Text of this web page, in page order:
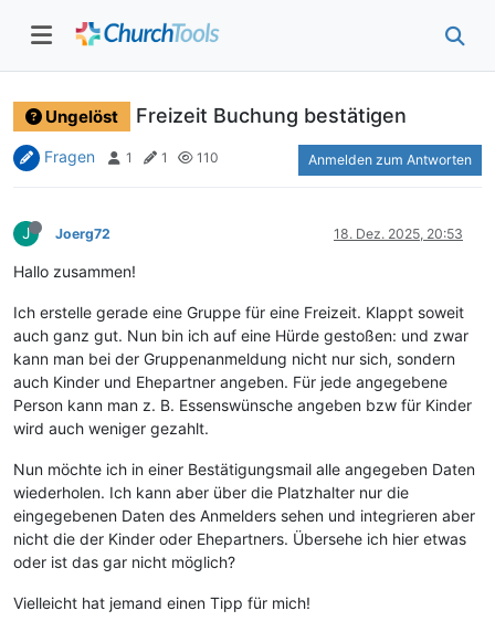
Ungelöst Freizeit Buchung bestätigen
Fragen 1 1 110 Anmelden zum Antworten
J Joerg72 18. Dez. 2025, 20:53
Hallo zusammen!
Ich erstelle gerade eine Gruppe für eine Freizeit. Klappt soweit
auch ganz gut. Nun bin ich auf eine Hürde gestoßen: und zwar
kann man bei der Gruppenanmeldung nicht nur sich, sondern
auch Kinder und Ehepartner angeben. Für jede angegebene
Person kann man z. B. Essenswünsche angeben bzw für Kinder
wird auch weniger gezahlt.
Nun möchte ich in einer Bestätigungsmail alle angegeben Daten
wiederholen. Ich kann aber über die Platzhalter nur die
eingegebenen Daten des Anmelders sehen und integrieren aber
nicht die der Kinder oder Ehepartners. Übersehe ich hier etwas
oder ist das gar nicht möglich?
Vielleicht hat jemand einen Tipp für mich!